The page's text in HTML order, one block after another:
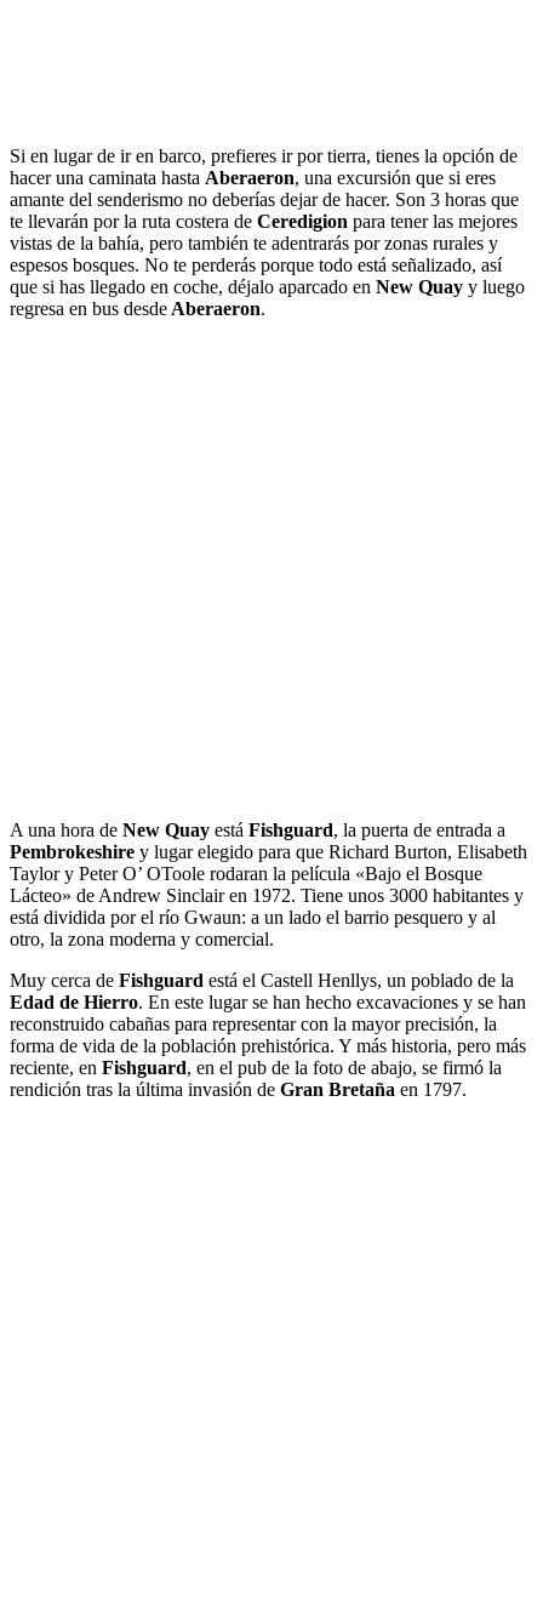
Si en lugar de ir en barco, prefieres ir por tierra, tienes la opción de
hacer una caminata hasta Aberaeron, una excursión que si eres
amante del senderismo no deberías dejar de hacer. Son 3 horas que
te llevarán por la ruta costera de Ceredigion para tener las mejores
vistas de la bahía, pero también te adentrarás por zonas rurales y
espesos bosques. No te perderás porque todo está señalizado, así
que si has llegado en coche, déjalo aparcado en New Quay y luego
regresa en bus desde Aberaeron.
A una hora de New Quay está Fishguard, la puerta de entrada a
Pembrokeshire y lugar elegido para que Richard Burton, Elisabeth
Taylor y Peter O’ OToole rodaran la película «Bajo el Bosque
Lácteo» de Andrew Sinclair en 1972. Tiene unos 3000 habitantes y
está dividida por el río Gwaun: a un lado el barrio pesquero y al
otro, la zona moderna y comercial.
Muy cerca de Fishguard está el Castell Henllys, un poblado de la
Edad de Hierro. En este lugar se han hecho excavaciones y se han
reconstruido cabañas para representar con la mayor precisión, la
forma de vida de la población prehistórica. Y más historia, pero más
reciente, en Fishguard, en el pub de la foto de abajo, se firmó la
rendición tras la última invasión de Gran Bretaña en 1797.